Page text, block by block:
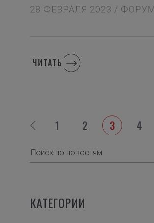
КАТЕГОРИИ
28 ФЕВРАЛЯ 2023 /
ЧИТАТЬ
1 2 3 4